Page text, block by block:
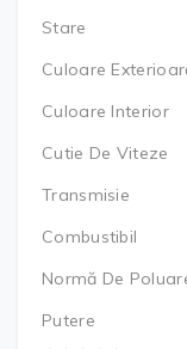
Stare
Culoare
Culoare Interior
Cutie De Viteze
Transmisie
Combustibil
Normă De
Putere